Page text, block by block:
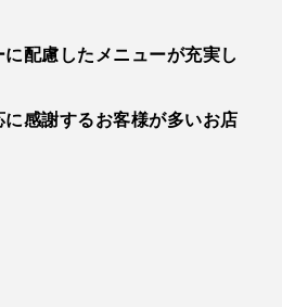
に配慮したメニューが充実し
に感謝するお客様が多いお店